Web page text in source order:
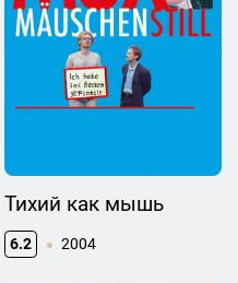
Тихий как мышь
6.2 2004